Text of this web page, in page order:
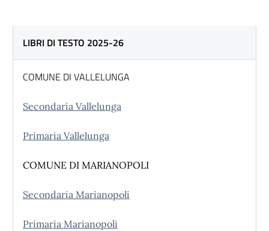
LIBRI DI TESTO 2025-26
COMUNE DI VALLELUNGA
Secondaria Vallelunga
Primaria Vallelunga
COMUNE DI MARIANOPOLI
Secondaria Marianopoli
Primaria Marianopoli